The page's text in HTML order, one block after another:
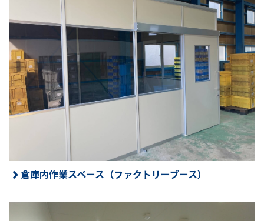
倉庫内作業スペース（ファクトリーブース）